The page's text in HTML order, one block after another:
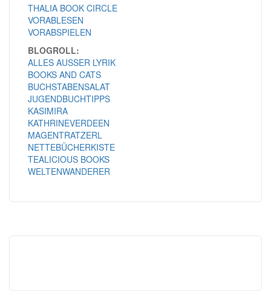
THALIA BOOK CIRCLE
VORABLESEN
VORABSPIELEN
BLOGROLL:
ALLES AUSSER LYRIK
BOOKS AND CATS
BUCHSTABENSALAT
JUGENDBUCHTIPPS
KASIMIRA
KATHRINEVERDEEN
MAGENTRATZERL
NETTEBÜCHERKISTE
TEALICIOUS BOOKS
WELTENWANDERER